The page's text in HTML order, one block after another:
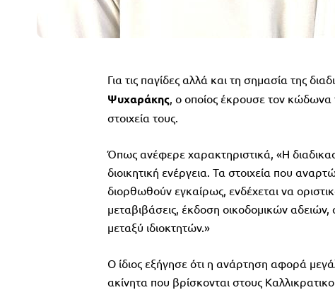
Για τις παγίδες αλλά και τη σημασία της
Ψυχαράκης, ο οποίος έκρουσε τον κώδωνα
στοιχεία τους.
Όπως ανέφερε χαρακτηριστικά, «Η
διοικητική ενέργεια. Τα στοιχεία που
διορθωθούν εγκαίρως, ενδέχεται να
μεταβιβάσεις, έκδοση οικοδομικών
μεταξύ ιδιοκτητών.»
Ο ίδιος εξήγησε ότι η ανάρτηση αφορά
ακίνητα που βρίσκονται στους